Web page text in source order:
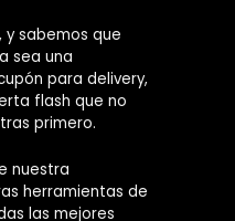
sabemos que
sea una
para delivery,
flash que no
primero.
nuestra
herramientas de
las mejores